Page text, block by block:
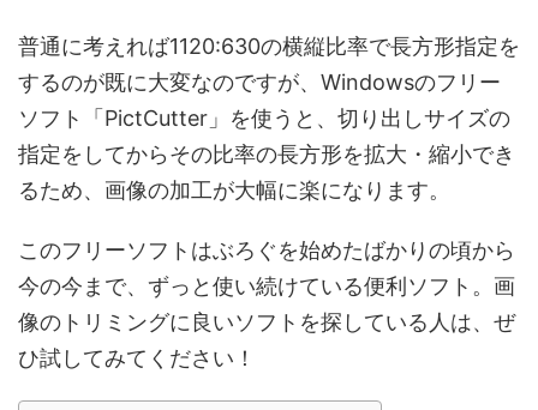
普通に考えれば1120:630の横縦比率で長方形指定を
するのが既に大変なのですが、Windowsのフリー
ソフト「PictCutter」を使うと、切り出しサイズの
指定をしてからその比率の長方形を拡大・縮小でき
るため、画像の加工が大幅に楽になります。
このフリーソフトはぶろぐを始めたばかりの頃から
今の今まで、ずっと使い続けている便利ソフト。画
像のトリミングに良いソフトを探している人は、ぜ
ひ試してみてください！